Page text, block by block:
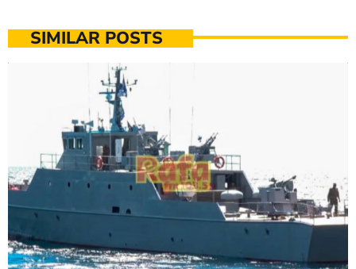
SIMILAR POSTS